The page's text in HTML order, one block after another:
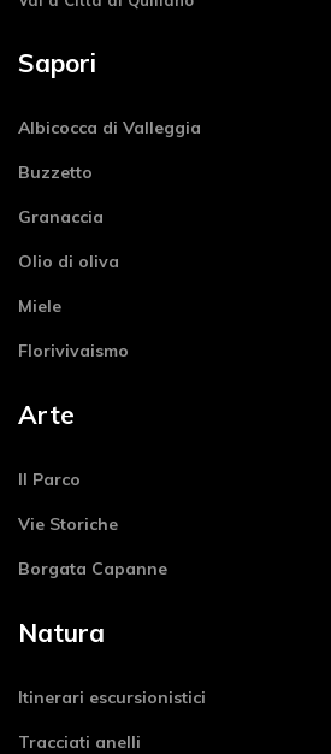
Sapori
Albicocca di Valleggia
Buzzetto
Granaccia
Olio di oliva
Miele
Florivivaismo
Arte
Il Parco
Vie Storiche
Borgata Capanne
Natura
Itinerari escursionistici
Tracciati anelli